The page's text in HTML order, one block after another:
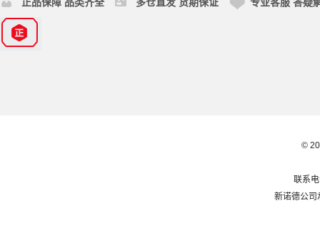
©
联系
新诺德公司